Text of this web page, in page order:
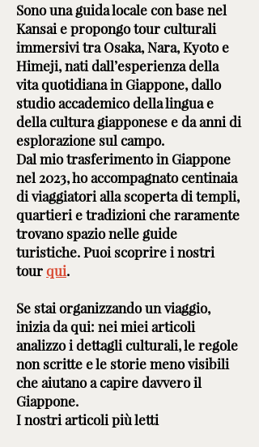
Sono una guida locale con base nel
Kansai e propongo tour culturali
immersivi tra Osaka, Nara, Kyoto e
Himeji, nati dall’esperienza della
vita quotidiana in Giappone, dallo
studio accademico della lingua e
della cultura giapponese e da anni di
esplorazione sul campo.
Dal mio trasferimento in Giappone
nel 2023, ho accompagnato centinaia
di viaggiatori alla scoperta di templi,
quartieri e tradizioni che raramente
trovano spazio nelle guide
turistiche. Puoi scoprire i nostri
tourqui.
Se stai organizzando un viaggio,
inizia da qui: nei miei articoli
analizzo i dettagli culturali, le regole
non scritte e le storie meno visibili
che aiutano a capire davvero il
Giappone.
I nostri articoli più letti